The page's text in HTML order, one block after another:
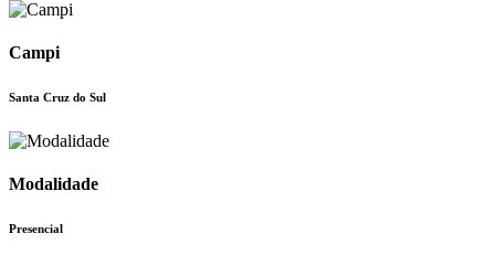
Campi
Santa Cruz do Sul
Modalidade
Presencial